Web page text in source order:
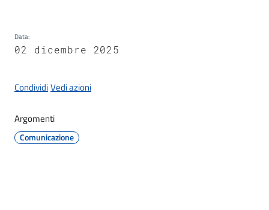
Seguici
Data:
02 dicembre 2025
CondividiVedi azioni
Argomenti
Comunicazione